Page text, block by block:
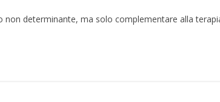
non determinante, ma solo complementare alla